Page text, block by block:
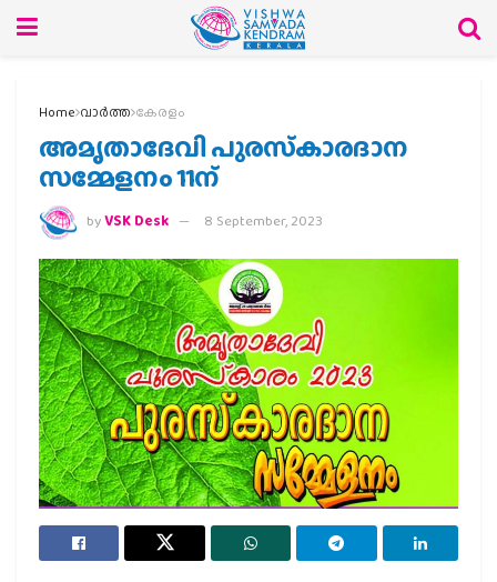
Home വാര്‍ത്ത കേരളം
അമൃതാദേവി പുരസ്‌കാരദാന
സമ്മേളനം 11ന്
byVSK Desk 8 September, 2023